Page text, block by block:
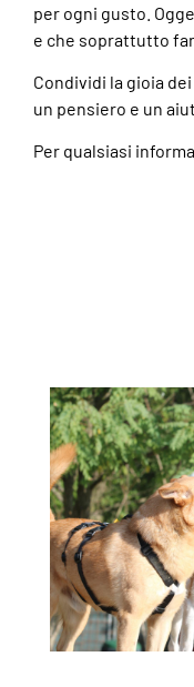
per ogni gusto.
e che soprattutto
Condividi la gioia
un pensiero e un
Per qualsiasi